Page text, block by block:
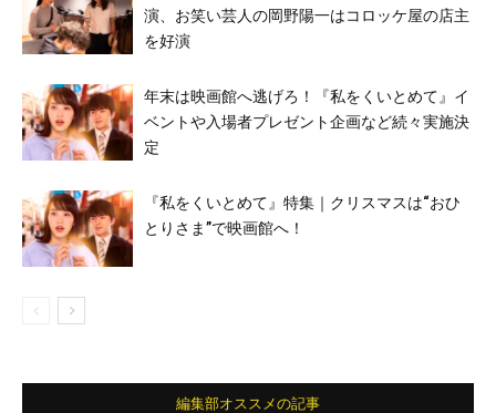
演、お笑い芸人の岡野陽一はコロッケ屋の店主
を好演
年末は映画館へ逃げろ！『私をくいとめて』イ
ベントや入場者プレゼント企画など続々実施決
定
『私をくいとめて』特集｜クリスマスは“おひ
とりさま”で映画館へ！
編集部オススメの記事